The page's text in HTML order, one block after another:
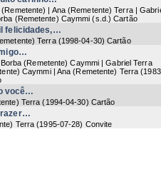
(Remetente) | Ana (Remetente) Terra |
(Remetente) Caymmi (s.d. ) Cartão
felicidades,…
Terra (1998-04-30) Cartão
(Remetente) Caymmi | Gabriel Terra
Caymmi | Ana (Remetente) Terra (
você…
Terra (1994-04-30) Cartão
Terra (1995-07-28) Convite